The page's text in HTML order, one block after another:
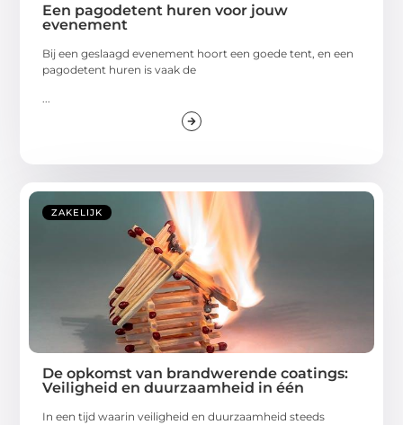
Een pagodetent huren voor jouw
evenement
Bij een geslaagd evenement hoort een goede tent, en een
pagodetent huren is vaak de
...
ZAKELIJK
De opkomst van brandwerende coatings:
Veiligheid en duurzaamheid in één
In een tijd waarin veiligheid en duurzaamheid steeds